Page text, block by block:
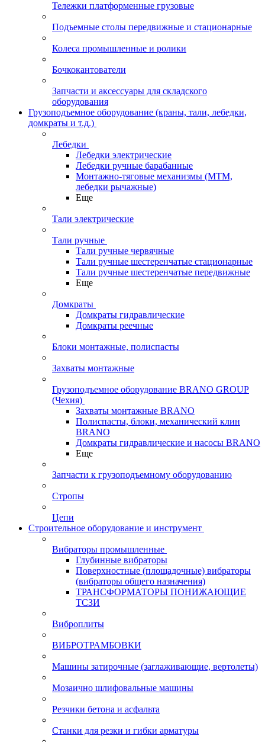
Тележки платформенные грузовые
Подъемные столы передвижные и стационарные
Колеса промышленные и ролики
Бочкокантователи
Запчасти и аксессуары для складского
оборудования
Грузоподъемное оборудование (краны, тали, лебедки,
домкраты и т.д.)
Лебедки
Лебедки электрические
Лебедки ручные барабанные
Монтажно-тяговые механизмы (МТМ,
лебедки рычажные)
Еще
Тали электрические
Тали ручные
Тали ручные червячные
Тали ручные шестеренчатые стационарные
Тали ручные шестеренчатые передвижные
Еще
Домкраты
Домкраты гидравлические
Домкраты реечные
Блоки монтажные, полиспасты
Захваты монтажные
Грузоподъемное оборудование BRANO GROUP
(Чехия)
Захваты монтажные BRANO
Полиспасты, блоки, механический клин
BRANO
Домкраты гидравлические и насосы BRANO
Еще
Запчасти к грузоподъемному оборудованию
Стропы
Цепи
Строительное оборудование и инструмент
Вибраторы промышленные
Глубинные вибраторы
Поверхностные (площадочные) вибраторы
(вибраторы общего назначения)
ТРАНСФОРМАТОРЫ ПОНИЖАЮЩИЕ
ТСЗИ
Виброплиты
ВИБРОТРАМБОВКИ
Машины затирочные (заглаживающие, вертолеты)
Мозаично шлифовальные машины
Резчики бетона и асфальта
Станки для резки и гибки арматуры